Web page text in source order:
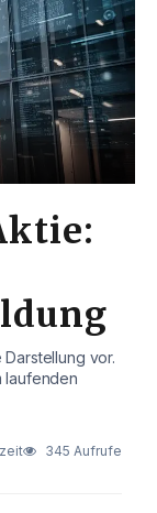
vor.
laufenden
345 Aufrufe